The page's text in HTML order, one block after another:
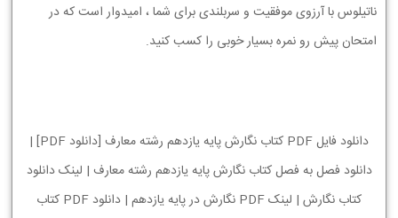
ناتیلوس با آرزوی موفقیت و سربلندی برای شما ، امیدوار است که در
امتحان پیش رو نمره بسیار خوبی را کسب کنید.
دانلود فایل PDF کتاب نگارش پایه یازدهم رشته معارف [دانلود PDF] |
دانلود فصل به فصل کتاب نگارش پایه یازدهم رشته معارف | لینک دانلود
کتاب نگارش | لینک PDF نگارش در پایه یازدهم | دانلود PDF کتاب